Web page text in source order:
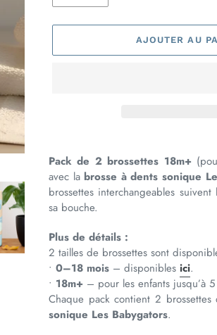
AJOUTER AU
d'un
produit
à
votre
Pack de 2 brossettes 18m+
avec la brosse à dents sonique
brossettes interchangeables
sa bouche.
Plus de détails :
2 tailles de brossettes sont
• 0–18 mois – disponibles ici.
• 18m+ – pour les enfants jusqu’à
Chaque pack contient 2
sonique Les Babygators.